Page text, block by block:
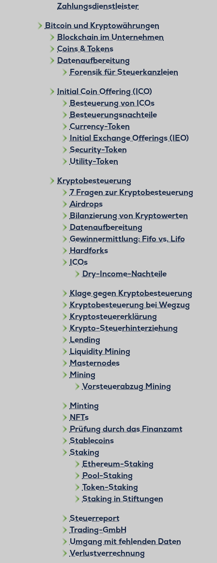
Zahlungsdienstleister
Bitcoin und Kryptowährungen
Blockchain im Unternehmen
Coins & Tokens
Datenaufbereitung
Forensik für Steuerkanzleien
Initial Coin Offering (ICO)
Besteuerung von ICOs
Besteuerungsnachteile
Currency-Token
Initial Exchange Offerings (IEO)
Security-Token
Utility-Token
Kryptobesteuerung
7 Fragen zur Kryptobesteuerung
Airdrops
Bilanzierung von Kryptowerten
Datenaufbereitung
Gewinnermittlung: Fifo vs. Lifo
Hardforks
ICOs
Dry-Income-Nachteile
Klage gegen Kryptobesteuerung
Kryptobesteuerung bei Wegzug
Kryptosteuererklärung
Krypto-Steuerhinterziehung
Lending
Liquidity Mining
Masternodes
Mining
Vorsteuerabzug Mining
Minting
NFTs
Prüfung durch das Finanzamt
Stablecoins
Staking
Ethereum-Staking
Pool-Staking
Token-Staking
Staking in Stiftungen
Steuerreport
Trading-GmbH
Umgang mit fehlenden Daten
Verlustverrechnung